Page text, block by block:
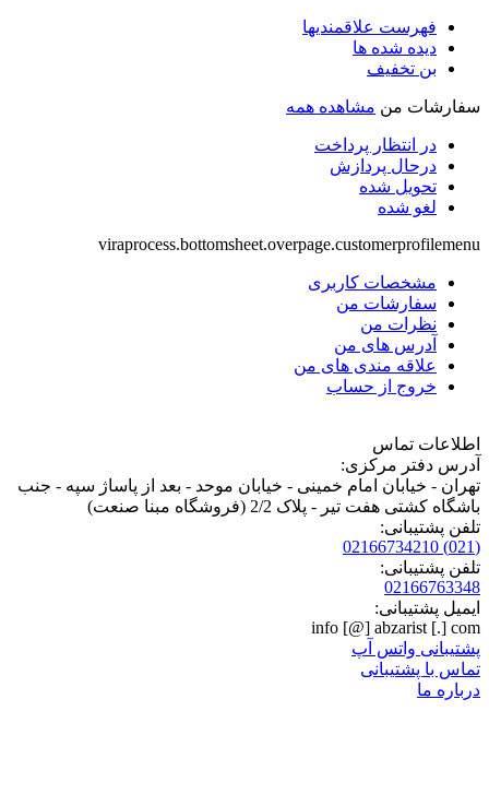
فهرست علاقمندیها
دیده شده ها
بن تخفیف
سفارشات من مشاهده همه
در انتظار پرداخت
درحال پردازش
تحویل شده
لغو شده
viraprocess.bottomsheet.overpage.customerprofilemenu
مشخصات کاربری
سفارشات من
نظرات من
آدرس های من
علاقه مندی های من
خروج از حساب
اطلاعات تماس
آدرس دفتر مرکزی:
تهران - خیابان امام خمینی - خیابان موحد - بعد از پاساژ سپه - جنب
باشگاه کشتی هفت تیر - پلاک 2/2 (فروشگاه مبنا صنعت)
تلفن پشتیبانی:
(021)
تلفن پشتیبانی:
02166763348
ایمیل پشتیبانی:
info [@] abzarist [.] com
پشتیبانی واتس آپ
تماس با پشتیبانی
درباره ما